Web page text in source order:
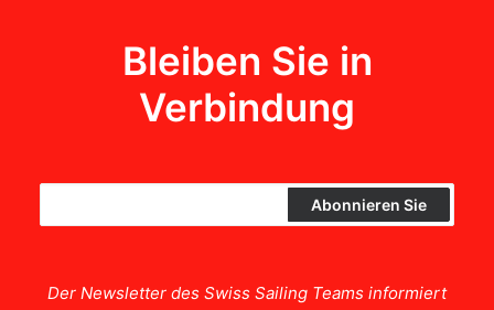
Bleiben Sie in
Verbindung
Der Newsletter des Swiss Sailing Teams informiert